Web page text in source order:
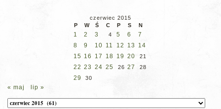
czerwiec 2015
P
W Ś C P S N
1 2 3 4 5 6
7
8
9 10 11 12 13
14
15 16 17 18 19 20 21
22 23 24 25 26 27 28
29 30
« maj lip »
Archiwum